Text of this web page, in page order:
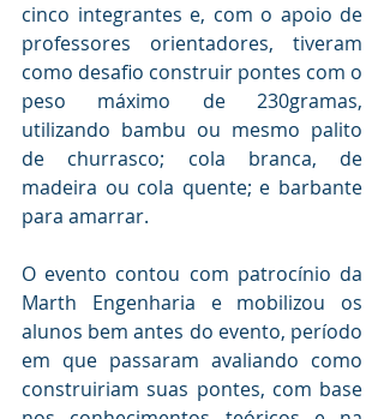
cinco integrantes e, com o apoio de
professores orientadores, tiveram
como desafio construir pontes com o
peso máximo de 230gramas,
utilizando bambu ou mesmo palito
de churrasco; cola branca, de
madeira ou cola quente; e barbante
para amarrar.
O evento contou com patrocínio da
Marth Engenharia e mobilizou os
alunos bem antes do evento, período
em que passaram avaliando como
construiriam suas pontes, com base